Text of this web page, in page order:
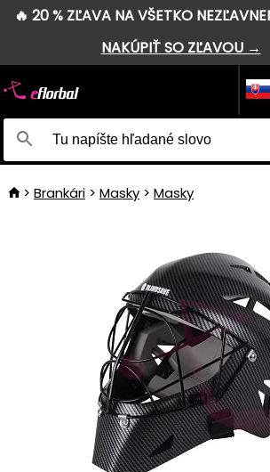
🔥 20 % ZĽAVA NA VŠETKO
NAKÚPIŤ SO ZĽAVOU →
Brankári Masky Masky